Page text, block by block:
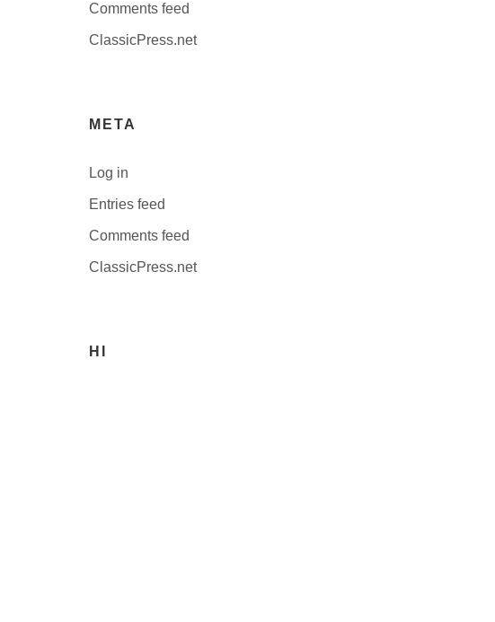
Comments feed
ClassicPress.net
META
Log in
Entries feed
Comments feed
ClassicPress.net
HI